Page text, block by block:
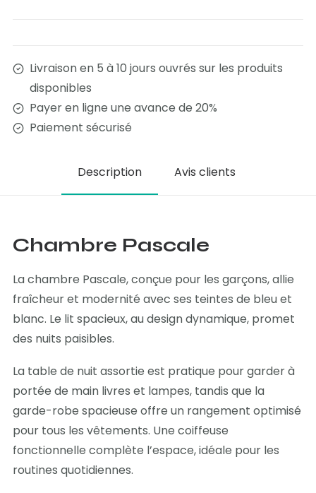
Livraison en 5 à 10 jours ouvrés sur les produits
disponibles
Payer en ligne une avance de 20%
Paiement sécurisé
Description Avis clients
Chambre Pascale
La chambre Pascale, conçue pour les garçons, allie
fraîcheur et modernité avec ses teintes de bleu et
blanc. Le lit spacieux, au design dynamique, promet
des nuits paisibles.
La table de nuit assortie est pratique pour garder à
portée de main livres et lampes, tandis que la
garde-robe spacieuse offre un rangement optimisé
pour tous les vêtements. Une coiffeuse
fonctionnelle complète l’espace, idéale pour les
routines quotidiennes.